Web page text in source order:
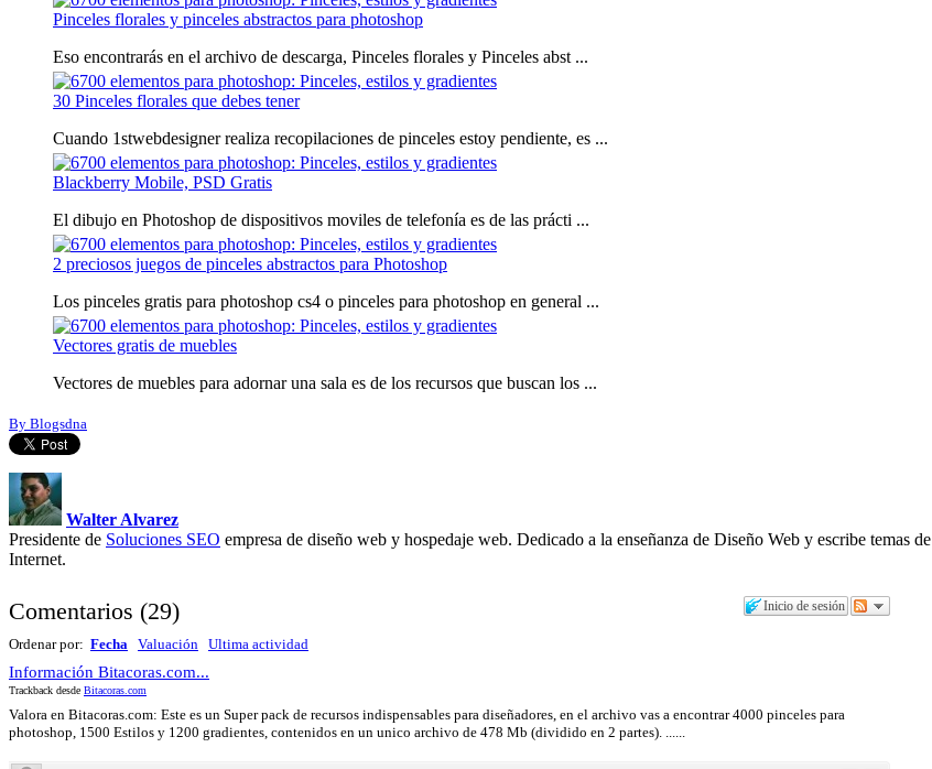
Pinceles florales y pinceles abstractos para photoshop
Eso encontrarás en el archivo de descarga, Pinceles florales y Pinceles abst ...
30 Pinceles florales que debes tener
Cuando 1stwebdesigner realiza recopilaciones de pinceles estoy pendiente, es ...
Blackberry Mobile, PSD Gratis
El dibujo en Photoshop de dispositivos moviles de telefonía es de las prácti ...
2 preciosos juegos de pinceles abstractos para Photoshop
Los pinceles gratis para photoshop cs4 o pinceles para photoshop en general ...
Vectores gratis de muebles
Vectores de muebles para adornar una sala es de los recursos que buscan los ...
By Blogsdna
Walter Alvarez
Presidente de Soluciones SEO empresa de diseño web y hospedaje web. Dedicado a la enseñanza de Diseño Web y escribe temas de
Internet.
Inicio de sesión
Comentarios (29)
Ordenar por: Fecha Valuación Ultima actividad
Información Bitacoras.com...
Trackback desde Bitacoras.com
Valora en Bitacoras.com: Este es un Super pack de recursos indispensables para diseñadores, en el archivo vas a encontrar 4000 pinceles para
photoshop, 1500 Estilos y 1200 gradientes, contenidos en un unico archivo de 478 Mb (dividido en 2 partes). ......